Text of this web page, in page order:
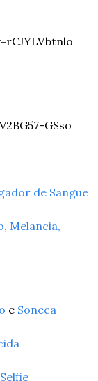
GSso
de Sangue
Melancia,
e Soneca